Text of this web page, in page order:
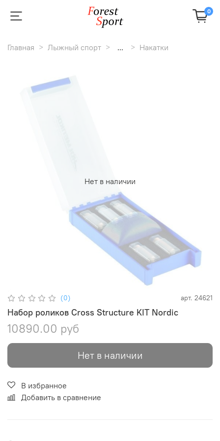
0
Главная Лыжный спорт ... Накатки
Нет в наличии
(0) арт. 24621
Набор роликов Cross Structure KIT Nordic
10890.00 руб
Нет в наличии
В избранное
Добавить в сравнение